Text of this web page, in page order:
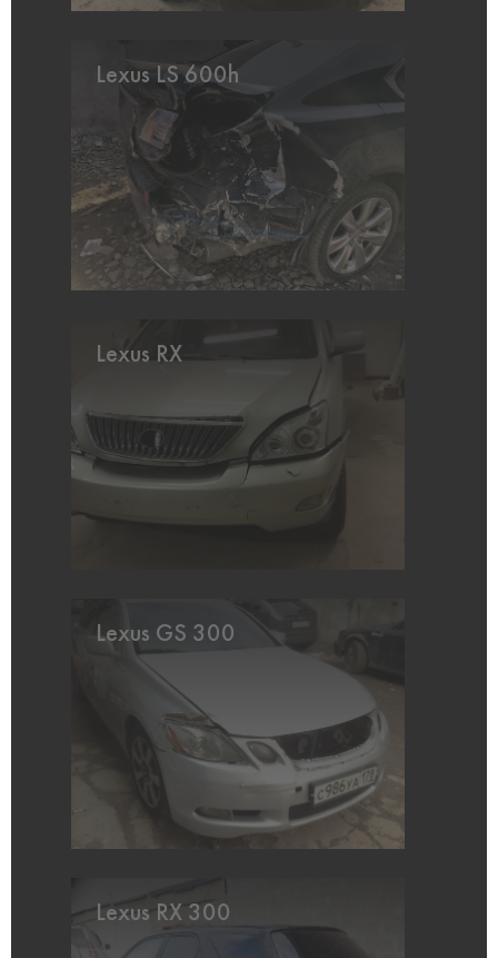
Lexus LS 600h
Lexus RX
Lexus GS 300
Lexus RX 300